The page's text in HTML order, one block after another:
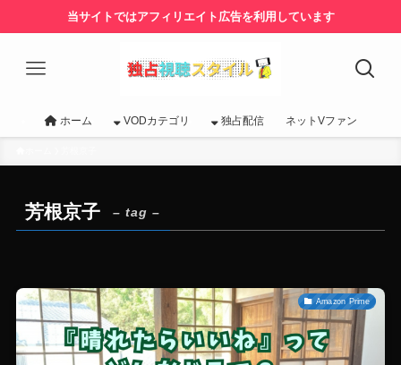
当サイトではアフィリエイト広告を利用しています
ホーム VODカテゴリ 独占配信 ネットVファン
芳根京子 – tag –
Amazon Prime